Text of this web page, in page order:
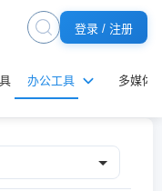
办公工具 多媒体
登录 / 注册